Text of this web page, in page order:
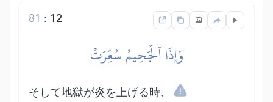
12
:
81
وَإِذَا ٱلۡجَحِيمُ سُعِّرَتۡ
そして地獄が炎を上げる時、